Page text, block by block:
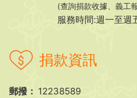
(查詢捐款收據、義工
服務時間:週一至週
捐款資訊
郵撥： 12238589